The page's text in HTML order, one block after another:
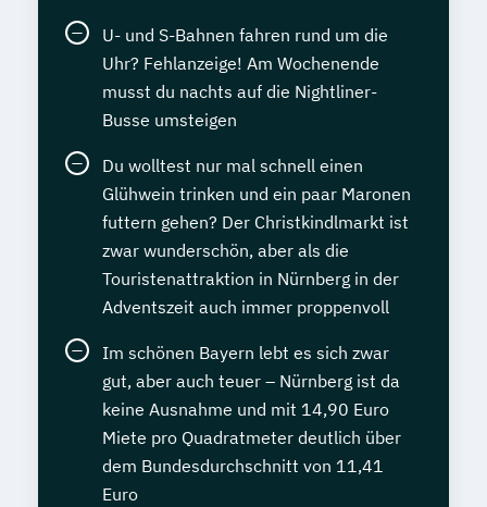
U- und S-Bahnen fahren rund um die
Uhr? Fehlanzeige! Am Wochenende
musst du nachts auf die Nightliner-
Busse umsteigen
Du wolltest nur mal schnell einen
Glühwein trinken und ein paar Maronen
futtern gehen? Der Christkindlmarkt ist
zwar wunderschön, aber als die
Touristenattraktion in Nürnberg in der
Adventszeit auch immer proppenvoll
Im schönen Bayern lebt es sich zwar
gut, aber auch teuer – Nürnberg ist da
keine Ausnahme und mit 14,90 Euro
Miete pro Quadratmeter deutlich über
dem Bundesdurchschnitt von 11,41
Euro